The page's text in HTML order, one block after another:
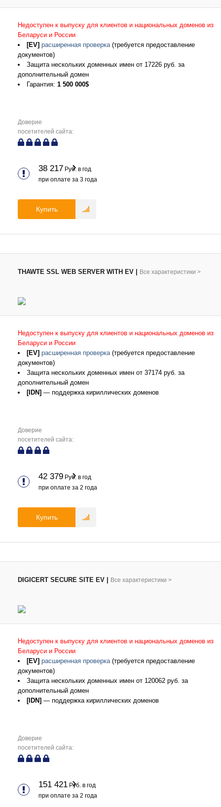
Недоступен к выпуску для клиентов и национальных доменов из
Беларуси и России
[EV] расширенная проверка(требуется предоставление
документов)
Защита нескольких доменных имен от 17226 руб. за
дополнительный домен
Гарантия: 1 500 000$
Доверие
посетителей сайта:
38 217 Руб. в год
при оплате за 3 года
Купить
THAWTE SSL WEB SERVER WITH EV Все характеристики >
Недоступен к выпуску для клиентов и национальных доменов из
Беларуси и России
[EV] расширенная проверка(требуется предоставление
документов)
Защита нескольких доменных имен от 37174 руб. за
дополнительный домен
[IDN] — поддержка кириллических доменов
Доверие
посетителей сайта:
42 379 Руб. в год
при оплате за 2 года
Купить
DIGICERT SECURE SITE EV Все характеристики >
Недоступен к выпуску для клиентов и национальных доменов из
Беларуси и России
[EV] расширенная проверка(требуется предоставление
документов)
Защита нескольких доменных имен от 120062 руб. за
дополнительный домен
[IDN] — поддержка кириллических доменов
Доверие
посетителей сайта:
151 421 Руб. в год
при оплате за 2 года